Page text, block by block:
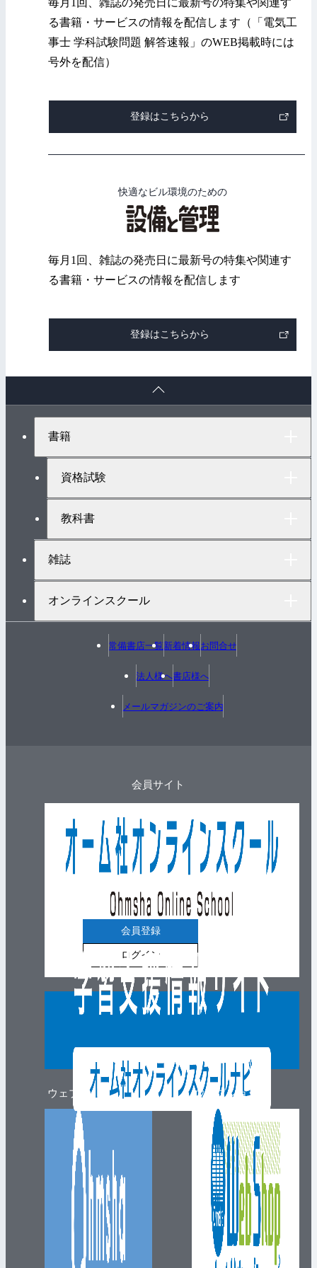
る書籍・サービスの情報を配信します（「電気工
事士 学科試験問題 解答速報」のWEB掲載時には
号外を配信）
登録はこちらから
快適なビル環境のための
毎月1回、雑誌の発売日に最新号の特集や関連す
る書籍・サービスの情報を配信します
登録はこちらから
書籍
資格試験
教科書
雑誌
オンラインスクール
常備書店一覧新着情報お問合せ
法人様へ書店様へ
メールマガジンのご案内
ウェブマガジン
会員サイト
会員登録
ログイン
ウェブショップ